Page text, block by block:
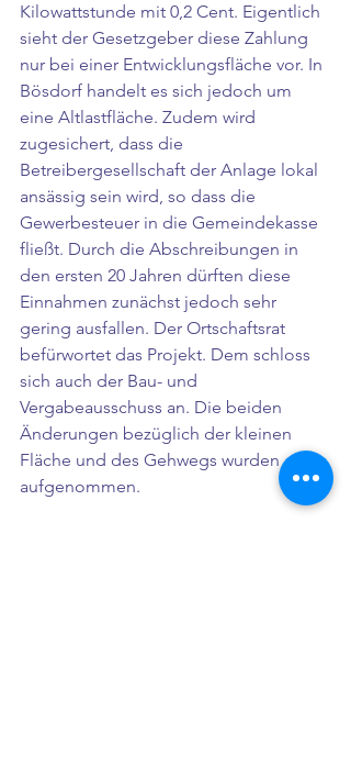
Kilowattstunde mit 0,2 Cent. Eigentlich
sieht der Gesetzgeber diese Zahlung
nur bei einer Entwicklungsfläche vor. In
Bösdorf handelt es sich jedoch um
eine Altlastfläche. Zudem wird
zugesichert, dass die
Betreibergesellschaft der Anlage lokal
ansässig sein wird, so dass die
Gewerbesteuer in die Gemeindekasse
fließt. Durch die Abschreibungen in
den ersten 20 Jahren dürften diese
Einnahmen zunächst jedoch sehr
gering ausfallen. Der Ortschaftsrat
befürwortet das Projekt. Dem schloss
sich auch der Bau- und
Vergabeausschuss an. Die beiden
Änderungen bezüglich der kleinen
Fläche und des Gehwegs wurden
aufgenommen.